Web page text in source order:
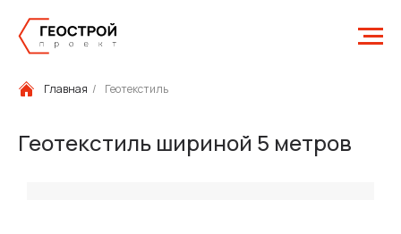
Главная / Геотекстиль
Геотекстиль шириной 5 метров